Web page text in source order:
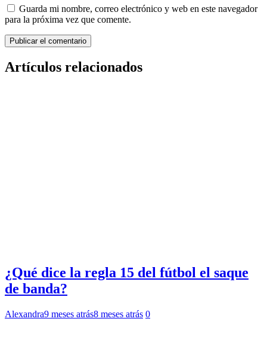
Guarda mi nombre, correo electrónico y web en este navegador
para la próxima vez que comente.
Artículos relacionados
¿Qué dice la regla 15 del fútbol el saque
de banda?
Alexandra9 meses atrás8 meses atrás 0